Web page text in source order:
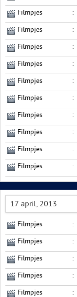
Filmpjes :
Filmpjes :
Filmpjes :
Filmpjes :
Filmpjes :
Filmpjes :
Filmpjes
:
Filmpjes :
Filmpjes
:
Filmpjes :
17 april, 2013
Filmpjes :
Filmpjes :
Filmpjes :
Filmpjes :
Filmpjes :